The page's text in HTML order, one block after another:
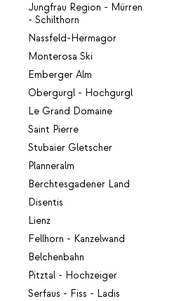
Jungfrau Region - Mürren
- Schilthorn
Nassfeld-Hermagor
Monterosa Ski
Emberger Alm
Obergurgl - Hochgurgl
Le Grand Domaine
Saint Pierre
Stubaier Gletscher
Planneralm
Berchtesgadener Land
Disentis
Lienz
Fellhorn - Kanzelwand
Belchenbahn
Pitztal - Hochzeiger
Serfaus - Fiss - Ladis